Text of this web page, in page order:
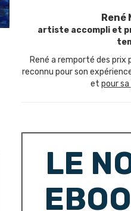
René
artiste accompli et
René a remporté des prix
reconnu pour son
et pour
LE